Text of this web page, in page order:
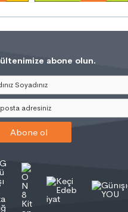
abone olun.
Abone ol